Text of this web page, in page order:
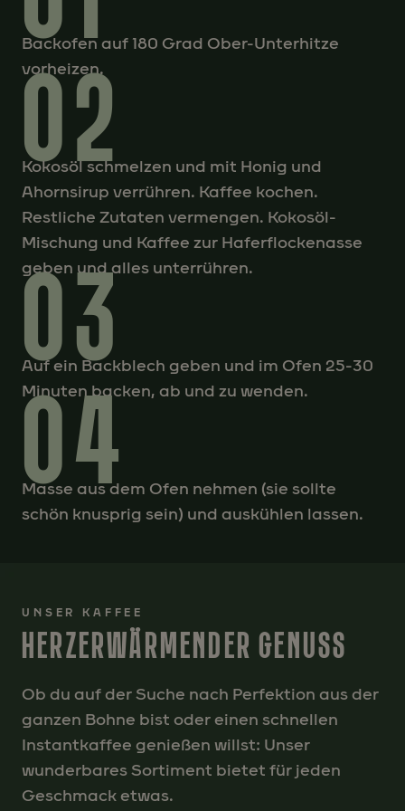
Backofen auf 180 Grad Ober-Unterhitze
vorheizen.
02
Kokosöl schmelzen und mit Honig und
Ahornsirup verrühren. Kaffee kochen.
Restliche Zutaten vermengen. Kokosöl-
Mischung und Kaffee zur Haferflockenasse
geben und alles unterrühren.
03
Auf ein Backblech geben und im Ofen 25-30
Minuten backen, ab und zu wenden.
04
Masse aus dem Ofen nehmen (sie sollte
schön knusprig sein) und auskühlen lassen.
UNSER KAFFEE
HERZERWÄRMENDER GENUSS
Ob du auf der Suche nach Perfektion aus der
ganzen Bohne bist oder einen schnellen
Instantkaffee genießen willst: Unser
wunderbares Sortiment bietet für jeden
Geschmack etwas.